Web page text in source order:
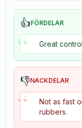
👍FÖRDELAR
“ Great
👎NACKDELAR
“
Not as fast
rubbers.